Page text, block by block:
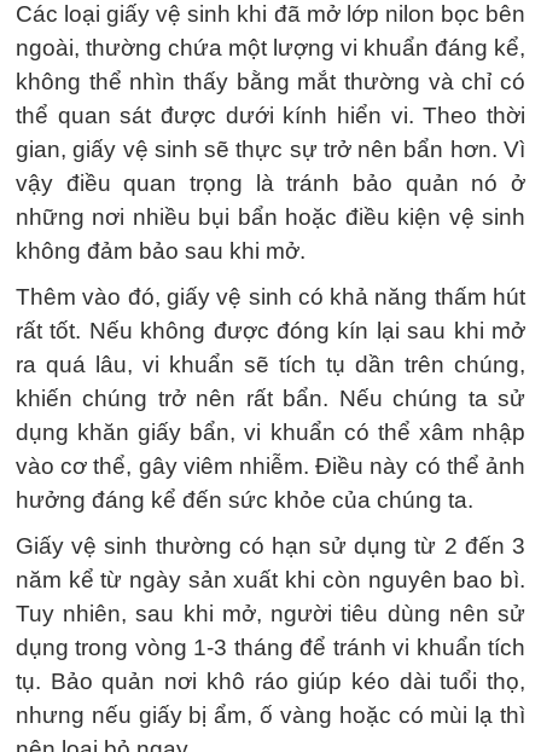
Các loại giấy vệ sinh khi đã mở lớp nilon bọc bên
ngoài, thường chứa một lượng vi khuẩn đáng kể,
không thể nhìn thấy bằng mắt thường và chỉ có
thể quan sát được dưới kính hiển vi. Theo thời
gian, giấy vệ sinh sẽ thực sự trở nên bẩn hơn. Vì
vậy điều quan trọng là tránh bảo quản nó ở
những nơi nhiều bụi bẩn hoặc điều kiện vệ sinh
không đảm bảo sau khi mở.
Thêm vào đó, giấy vệ sinh có khả năng thấm hút
rất tốt. Nếu không được đóng kín lại sau khi mở
ra quá lâu, vi khuẩn sẽ tích tụ dần trên chúng,
khiến chúng trở nên rất bẩn. Nếu chúng ta sử
dụng khăn giấy bẩn, vi khuẩn có thể xâm nhập
vào cơ thể, gây viêm nhiễm. Điều này có thể ảnh
hưởng đáng kể đến sức khỏe của chúng ta.
Giấy vệ sinh thường có hạn sử dụng từ 2 đến 3
năm kể từ ngày sản xuất khi còn nguyên bao bì.
Tuy nhiên, sau khi mở, người tiêu dùng nên sử
dụng trong vòng 1-3 tháng để tránh vi khuẩn tích
tụ. Bảo quản nơi khô ráo giúp kéo dài tuổi thọ,
nhưng nếu giấy bị ẩm, ố vàng hoặc có mùi lạ thì